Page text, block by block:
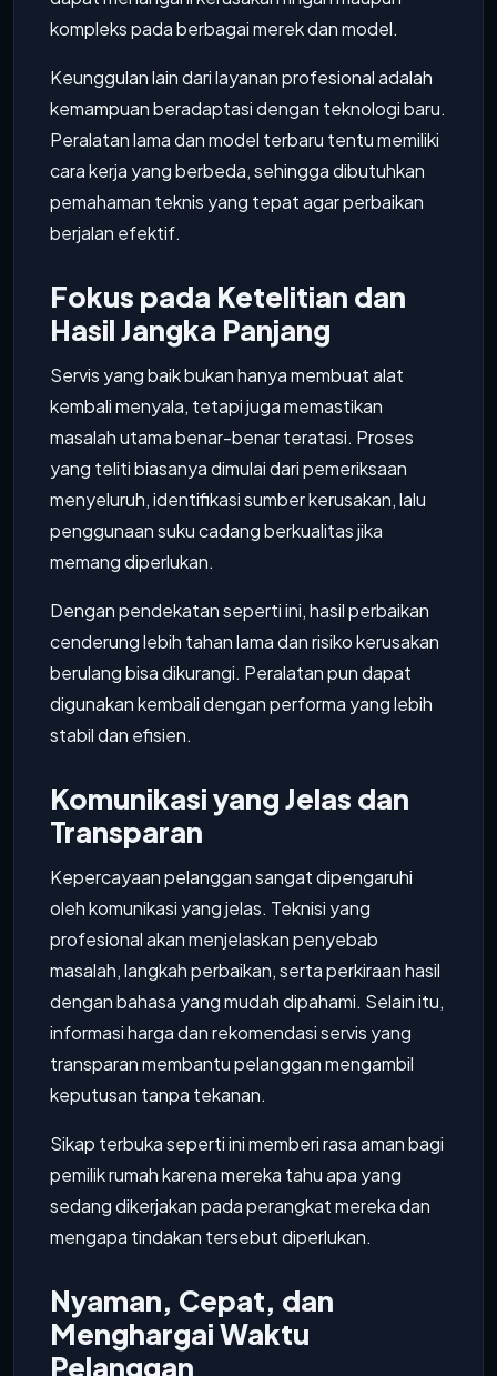
kompleks pada berbagai merek dan model.
Keunggulan lain dari layanan profesional adalah
kemampuan beradaptasi dengan teknologi baru.
Peralatan lama dan model terbaru tentu memiliki
cara kerja yang berbeda, sehingga dibutuhkan
pemahaman teknis yang tepat agar perbaikan
berjalan efektif.
Fokus pada Ketelitian dan
Hasil Jangka Panjang
Servis yang baik bukan hanya membuat alat
kembali menyala, tetapi juga memastikan
masalah utama benar-benar teratasi. Proses
yang teliti biasanya dimulai dari pemeriksaan
menyeluruh, identifikasi sumber kerusakan, lalu
penggunaan suku cadang berkualitas jika
memang diperlukan.
Dengan pendekatan seperti ini, hasil perbaikan
cenderung lebih tahan lama dan risiko kerusakan
berulang bisa dikurangi. Peralatan pun dapat
digunakan kembali dengan performa yang lebih
stabil dan efisien.
Komunikasi yang Jelas dan
Transparan
Kepercayaan pelanggan sangat dipengaruhi
oleh komunikasi yang jelas. Teknisi yang
profesional akan menjelaskan penyebab
masalah, langkah perbaikan, serta perkiraan hasil
dengan bahasa yang mudah dipahami. Selain itu,
informasi harga dan rekomendasi servis yang
transparan membantu pelanggan mengambil
keputusan tanpa tekanan.
Sikap terbuka seperti ini memberi rasa aman bagi
pemilik rumah karena mereka tahu apa yang
sedang dikerjakan pada perangkat mereka dan
mengapa tindakan tersebut diperlukan.
Nyaman, Cepat, dan
Menghargai Waktu
Pelanggan